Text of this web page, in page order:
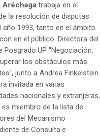
Aréchaga trabaja en el
la resolución de disputas
año 1993, tanto en el ámbito
en el público. Directora del
Posgrado UP "Negociación:
los obstáculos más
junto a Andrea Finkelstein.
invitada en varias
nacionales y extranjeras,
miembro de la lista de
del Mecanismo
de Consulta e